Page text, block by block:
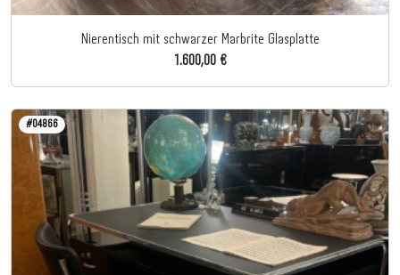
Nierentisch mit schwarzer Marbrite Glasplatte
1.600,00 €
#04866